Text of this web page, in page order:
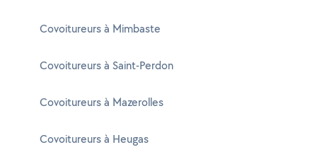
Covoitureurs à Mimbaste
Covoitureurs à Saint-Perdon
Covoitureurs à Mazerolles
Covoitureurs à Heugas